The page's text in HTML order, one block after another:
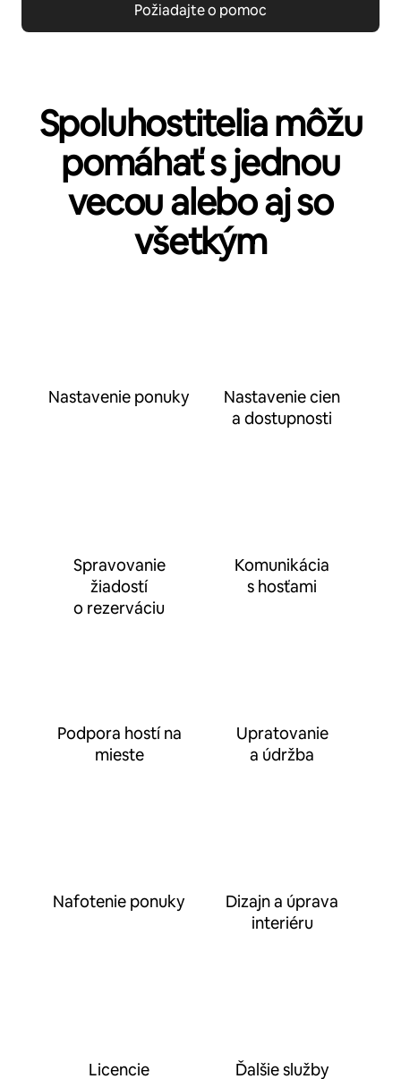
Požiadajte o pomoc
Spoluhostitelia môžu
pomáhať s jednou
vecou alebo aj so
všetkým
Nastavenie ponuky
Nastavenie cien
a dostupnosti
Spravovanie
žiadostí
o rezerváciu
Komunikácia
s hosťami
Podpora hostí na
mieste
Upratovanie
a údržba
Nafotenie ponuky
Dizajn a úprava
interiéru
Licencie Ďalšie služby